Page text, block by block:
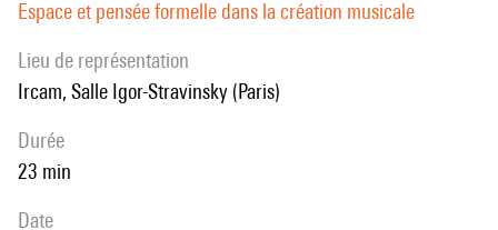
Espace et pensée formelle dans la création musicale
Lieu de représentation
Ircam, Salle Igor-Stravinsky (Paris)
durée
23 min
date